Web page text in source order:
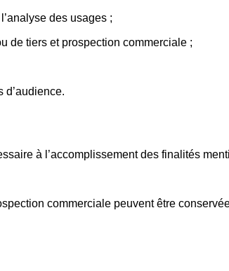
des usages ;
de tiers et prospection commerciale ;
d’audience.
à l’accomplissement des finalités
commerciale peuvent être